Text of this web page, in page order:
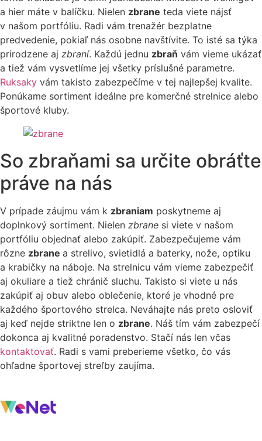
a hier máte v balíčku. Nielen zbrane teda viete nájsť
v našom portfóliu. Radi vám trenažér bezplatne
predvedenie, pokiaľ nás osobne navštívite. To isté sa týka
prirodzene aj zbraní. Každú jednu zbraň vám vieme ukázať
a tiež vám vysvetlíme jej všetky príslušné parametre.
Ruksaky vám takisto zabezpečíme v tej najlepšej kvalite.
Ponúkame sortiment ideálne pre komerčné strelnice alebo
športové kluby.
So zbraňami sa určite obráťte
práve na nás
V prípade záujmu vám k zbraniam poskytneme aj
doplnkový sortiment. Nielen zbrane si viete v našom
portfóliu objednať alebo zakúpiť. Zabezpečujeme vám
rôzne zbrane a strelivo, svietidlá a baterky, nože, optiku
a krabičky na náboje. Na strelnicu vám vieme zabezpečiť
aj okuliare a tiež chránič sluchu. Takisto si viete u nás
zakúpiť aj obuv alebo oblečenie, ktoré je vhodné pre
každého športového strelca. Neváhajte nás preto osloviť
aj keď nejde striktne len o zbrane. Náš tím vám zabezpečí
dokonca aj kvalitné poradenstvo. Stačí nás len včas
kontaktovať. Radi s vami preberieme všetko, čo vás
ohľadne športovej streľby zaujíma.